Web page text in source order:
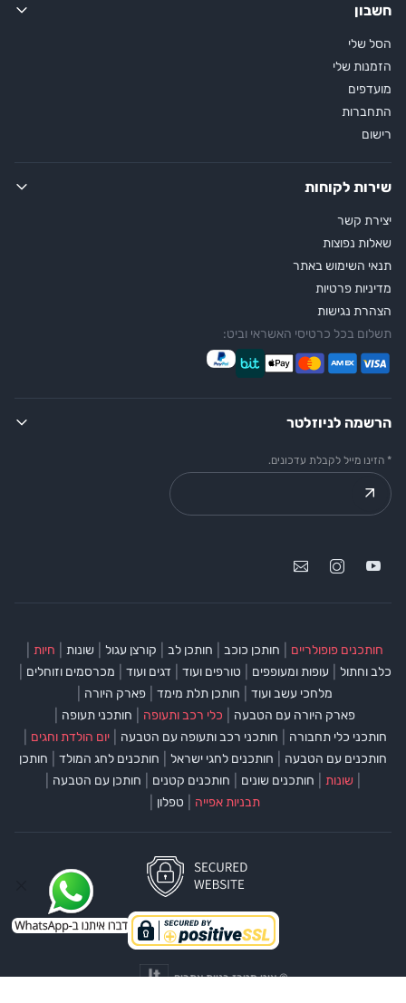
חשבון
הסל שלי
הזמנות שלי
מועדפים
התחברות
רישום
שירות לקוחות
יצירת קשר
שאלות נפוצות
תנאי השימוש באתר
מדיניות פרטיות
הצהרת נגישות
תשלום בכל כרטיסי האשראי וביט:
הרשמה לניוזלטר
* הזינו מייל לקבלת עדכונים.
חותכנים פופולריים חותכן כוכב חותכן לב קורצן עגול שונות חיות
כלב וחתול עופות ומעופפים טורפים ועוד דגים ועוד מכרסמים וזוחלים
מלחכי עשב ועוד חותכן תלת מימד פארק היורה
פארק היורה עם הטבעה כלי רכב ותעופה חותכני תעופה
חותכני כלי תחבורה חותכני רכב ותעופה עם הטבעה יום הולדת וחגים
חותכנים עם הטבעה חותכנים לחגי ישראל חותכנים לחג המולד חותכן
שונות חותכנים שונים חותכנים קטנים חותכן עם הטבעה
תבניות אפייה טפלון
© איט מטרז בניית אתרים